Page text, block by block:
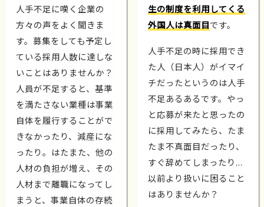
人手不足に嘆く企業の
方々の声をよく聞きま
す。募集をしても予定し
ている採用人数に達しな
いことはありませんか？
人員が不足すると、基準
を満たさない業種は事業
自体を履行することがで
きなかったり、減産にな
ったり。はたまた、他の
人材の負担が増え、その
人材まで離職になってし
まうと、事業自体の存続
生の制度を利用してくる
外国人は真面目です。
人手不足の時に採用でき
た人（日本人）がイマイ
チだったというのは人手
不足あるあるです。やっ
と応募が来たと思ったの
に採用してみたら、たま
たま不真面目だったり、
すぐ辞めてしまったり...
以前より扱いに困ること
はありませんか？